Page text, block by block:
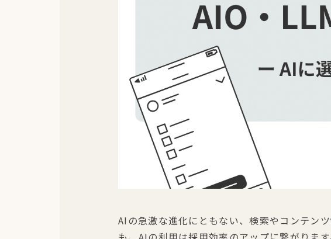
AIの急激な進化にともない、検索やコンテン